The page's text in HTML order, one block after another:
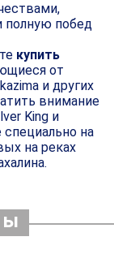
полную побед
купить
от
и других
внимание
King и
специально на
на реках